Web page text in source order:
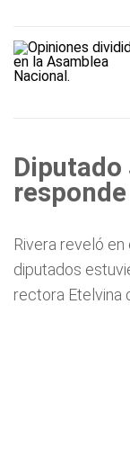
responde
Rivera reveló
diputados
rectora Etelvina